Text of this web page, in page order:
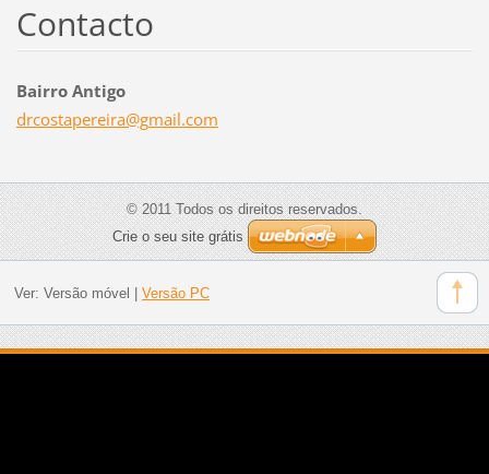
Contacto
Bairro Antigo
drcostapereira@gmail.com
© 2011 Todos os direitos reservados.
Crie o seu site grátis
Ver: Versão móvel Versão PC